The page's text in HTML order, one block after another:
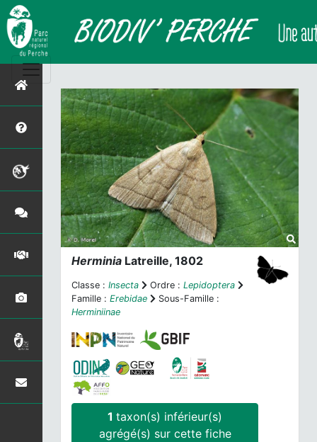
Herminia Latreille, 1802
Classe : Insecta Ordre : Lepidoptera
Famille : Erebidae
Sous-Famille :
Herminiinae
1taxon(s) inférieur(s)
agrégé(s) sur cette fiche